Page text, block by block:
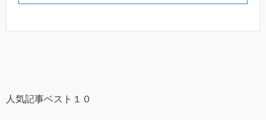
人気記事ベスト１０